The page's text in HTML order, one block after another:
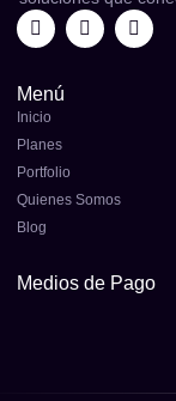
Menú
Inicio
Planes
Portfolio
Quienes Somos
Blog
Medios de Pago